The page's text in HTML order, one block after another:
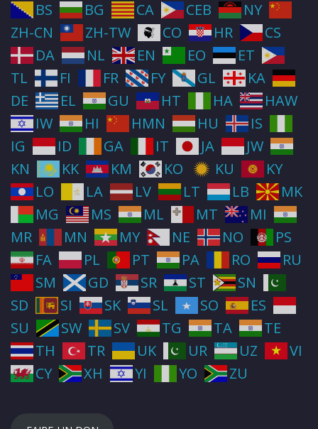
BS
BG CA CEB
NY
ZH-CN
ZH-TW CO HR
CS
DA
NL EN EO
ET
TL
FI FR FY GL
KA
DE
EL GU HT HA
HAW
IW
HI HMN HU
IS
IG
ID GA IT JA
JW
KN
KK KM KO KU
KY
LO
LA LV LT LB
MK
MG
MS ML MT
MI
MR
MN MY NE NO
PS
FA
PL PT PA RO
RU
SM
GD SR ST
SN
SD
SI SK SL SO
ES
SU
SW SV TG TA
TE
TH
TR UK UR UZ
VI
CY
XH YI YO ZU